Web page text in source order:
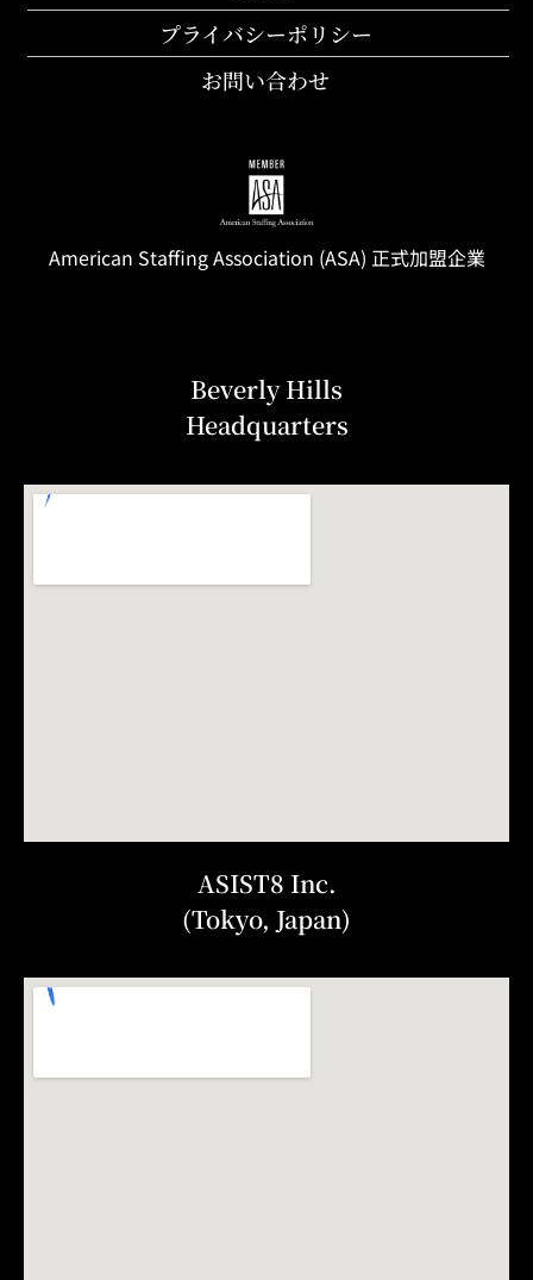
プライバシーポリシー
お問い合わせ
American StaffingAssociation (ASA) 正式加盟企業
Beverly Hills
Headquarters
ASIST8 Inc.
(Tokyo, Japan)